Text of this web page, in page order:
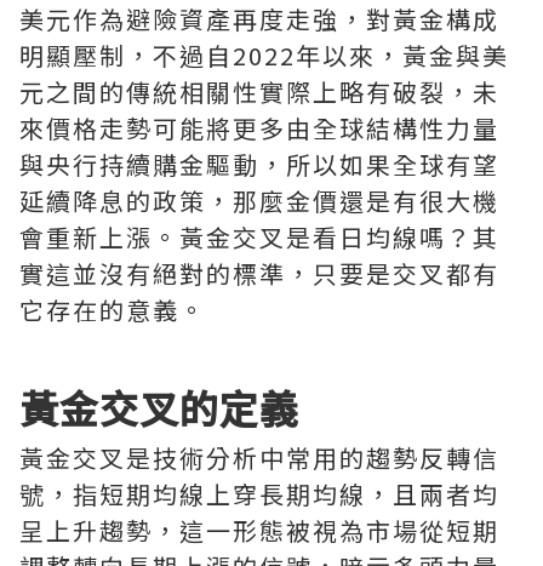
美元作為避險資產再度走強，對黃金構成
明顯壓制，不過自2022年以來，黃金與美
元之間的傳統相關性實際上略有破裂，未
來價格走勢可能將更多由全球結構性力量
與央行持續購金驅動，所以如果全球有望
延續降息的政策，那麼金價還是有很大機
會重新上漲。黃金交叉是看日均線嗎？其
實這並沒有絕對的標準，只要是交叉都有
它存在的意義。
黃金交叉的定義
黃金交叉是技術分析中常用的趨勢反轉信
號，指短期均線上穿長期均線，且兩者均
呈上升趨勢，這一形態被視為市場從短期